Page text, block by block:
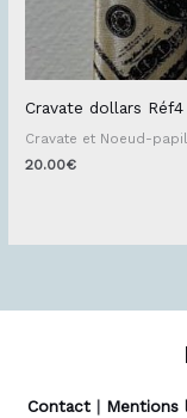
Cravate dollars Réf4
Cravate et Noeud-
20.00€
Contact | Mentions